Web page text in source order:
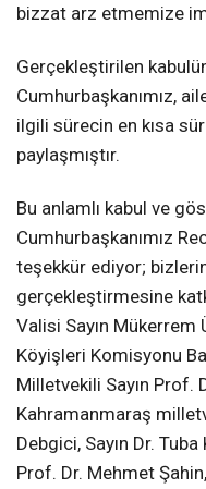
bizzat arz etmemize
Gerçekleştirilen
Cumhurbaşkanımız,
ilgili sürecin en kısa
paylaşmıştır.
Bu anlamlı kabul ve
Cumhurbaşkanımız
teşekkür ediyor;
gerçekleştirmesine
Valisi Sayın Mükerrem
Köyişleri Komisyonu
Milletvekili Sayın Prof.
Kahramanmaraş
Debgici, Sayın Dr.
Prof. Dr. Mehmet